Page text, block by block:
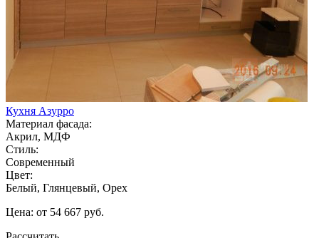
Кухня Азурро
Материал фасада:
Акрил, МДФ
Стиль:
Современный
Цвет:
Белый, Глянцевый, Орех
Цена: от 54 667 руб.